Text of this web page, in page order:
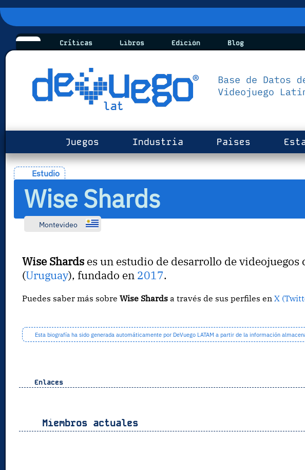
Críticas Libros Edición Blog
Juegos Industria Paises
Estudio
Wise Shards
Montevideo
Wise Shards es un estudio de desarrollo de videojuegos
(Uruguay), fundado en 2017.
Puedes saber más sobreWise Shards a través de sus perfiles enX
Esta biografía ha sido generada automáticamente por DeVuego LATAM a partir de la información
Enlaces
Miembros actuales